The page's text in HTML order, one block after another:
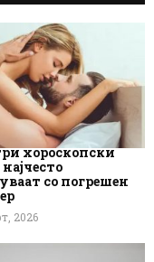
хороскопски
со погрешен
2026